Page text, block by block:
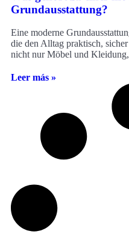
Grundausstattung?
Eine moderne
die den Alltag praktisch,
nicht nur Möbel und
Leer más »